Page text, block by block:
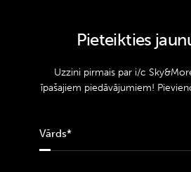
Pieteikties
Uzzini pirmais par i/c
īpašajiem piedāvājumiem!